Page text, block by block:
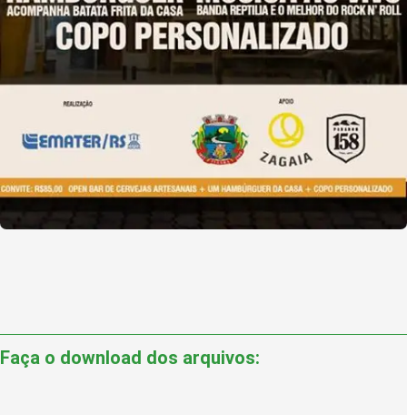
Faça o download dos arquivos: